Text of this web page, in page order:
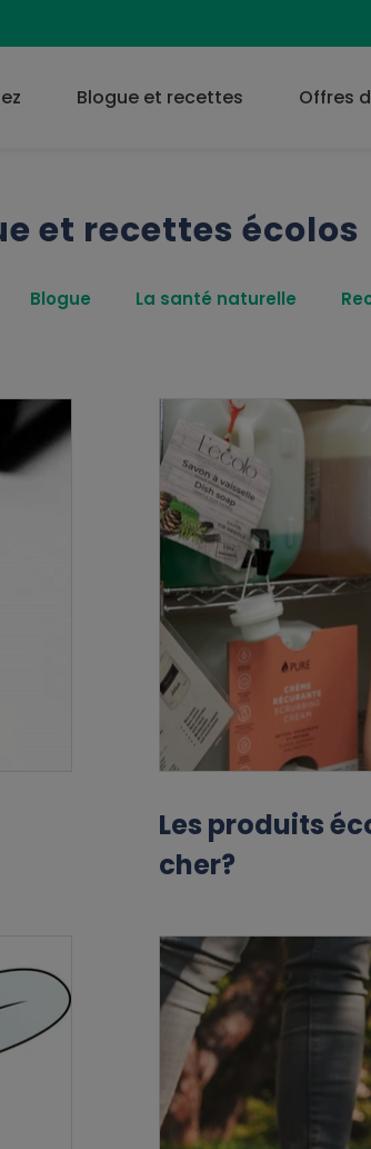
Blogue et recettes Offres
et recettes écolos
Blogue La santé naturelle
Les produits
cher?